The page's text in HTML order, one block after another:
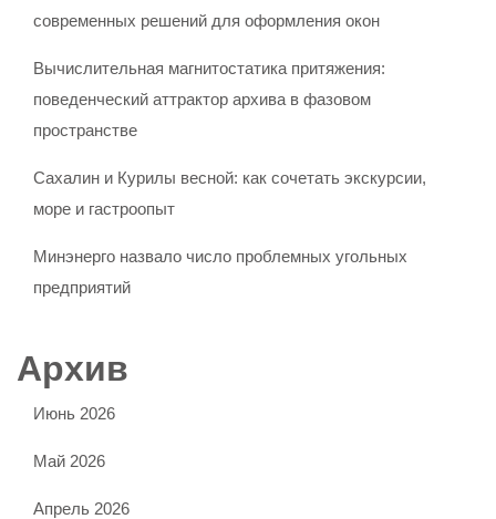
современных решений для оформления окон
Вычислительная магнитостатика притяжения:
поведенческий аттрактор архива в фазовом
пространстве
Сахалин и Курилы весной: как сочетать экскурсии,
море и гастроопыт
Минэнерго назвало число проблемных угольных
предприятий
Архив
Июнь 2026
Май 2026
Апрель 2026